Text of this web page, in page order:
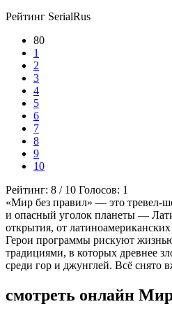
Рейтинг SerialRus
80
1
2
3
4
5
6
7
8
9
10
Рейтинг: 8 / 10 Голосов: 1
«Мир без правил» — это тревел-
и опасный уголок планеты —
открытия, от
Герои программы рискуют
традициями, в которых древнее
среди гор и джунглей. Всё снято
смотреть онлайн